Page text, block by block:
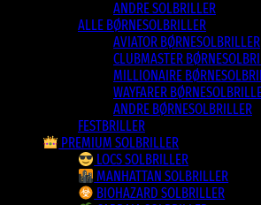
ANDRE SOLBRILLER
ALLE BØRNESOLBRILLER
AVIATOR BØRNESOLBRILLER
CLUBMASTER
MILLIONAIRE
WAYFARER
ANDRE BØRNESOLBRILLER
FESTBRILLER
PREMIUM SOLBRILLER
LOCS SOLBRILLER
MANHATTAN SOLBRILLER
BIOHAZARD SOLBRILLER